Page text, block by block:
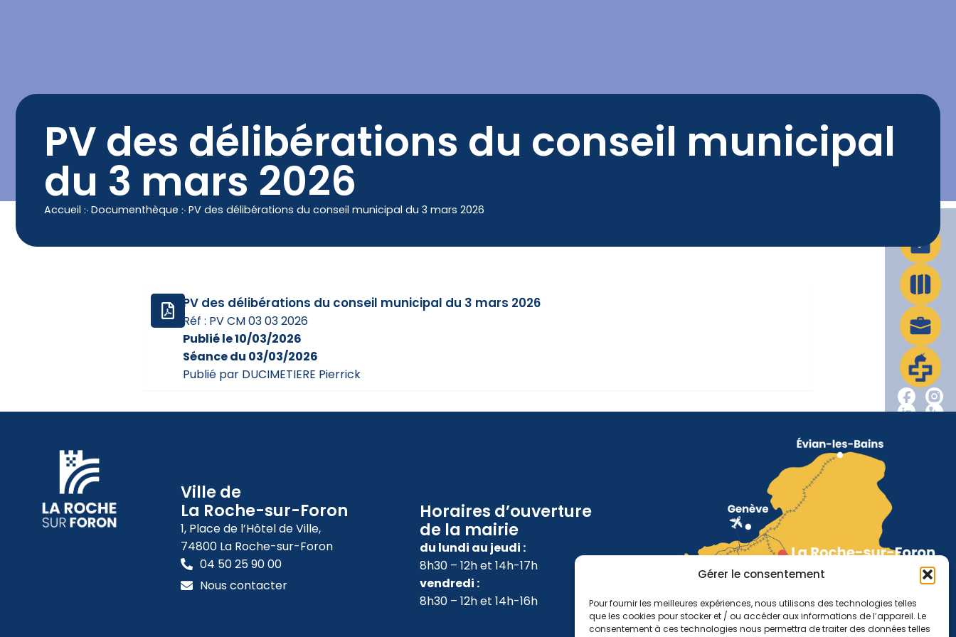
Gérer le consentement
Pour fournir les meilleures expériences, nous utilisons des technologies telles
que les cookies pour stocker et / ou accéder aux informations de l’appareil. Le
consentement à ces technologies nous permettra de traiter des données telles
PV des délibérations du conseil municipal
du 3 mars 2026
Accueil ჻ Documenthèque ჻ PV des délibérations du conseil municipal du 3 mars 2026
PV des délibérations du conseil municipal du 3 mars 2026
Réf : PV CM 03 03 2026
Publié le 10/03/2026
Séance du 03/03/2026
Publié par DUCIMETIERE Pierrick
Ville de
La Roche-sur-Foron
1, Place de l’Hôtel de Ville,
74800 La Roche-sur-Foron
04 50 25 90 00
Nous contacter
Horaires d’ouverture
de la mairie
du lundi au jeudi :
8h30 – 12h et 14h-17h
vendredi :
8h30 – 12h et 14h-16h